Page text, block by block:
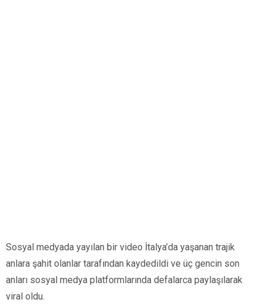
Sosyal medyada yayılan bir video İtalya’da yaşanan trajik
anlara şahit olanlar tarafından kaydedildi ve üç gencin son
anları sosyal medya platformlarında defalarca paylaşılarak
viral oldu.